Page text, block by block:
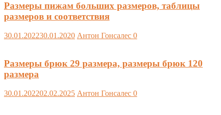
Размеры пижам больших размеров, таблицы
размеров и соответствия
30.01.202230.01.2020 Антон Гонсалес 0
Размеры брюк 29 размера, размеры брюк 120
размера
30.01.202202.02.2025 Антон Гонсалес 0